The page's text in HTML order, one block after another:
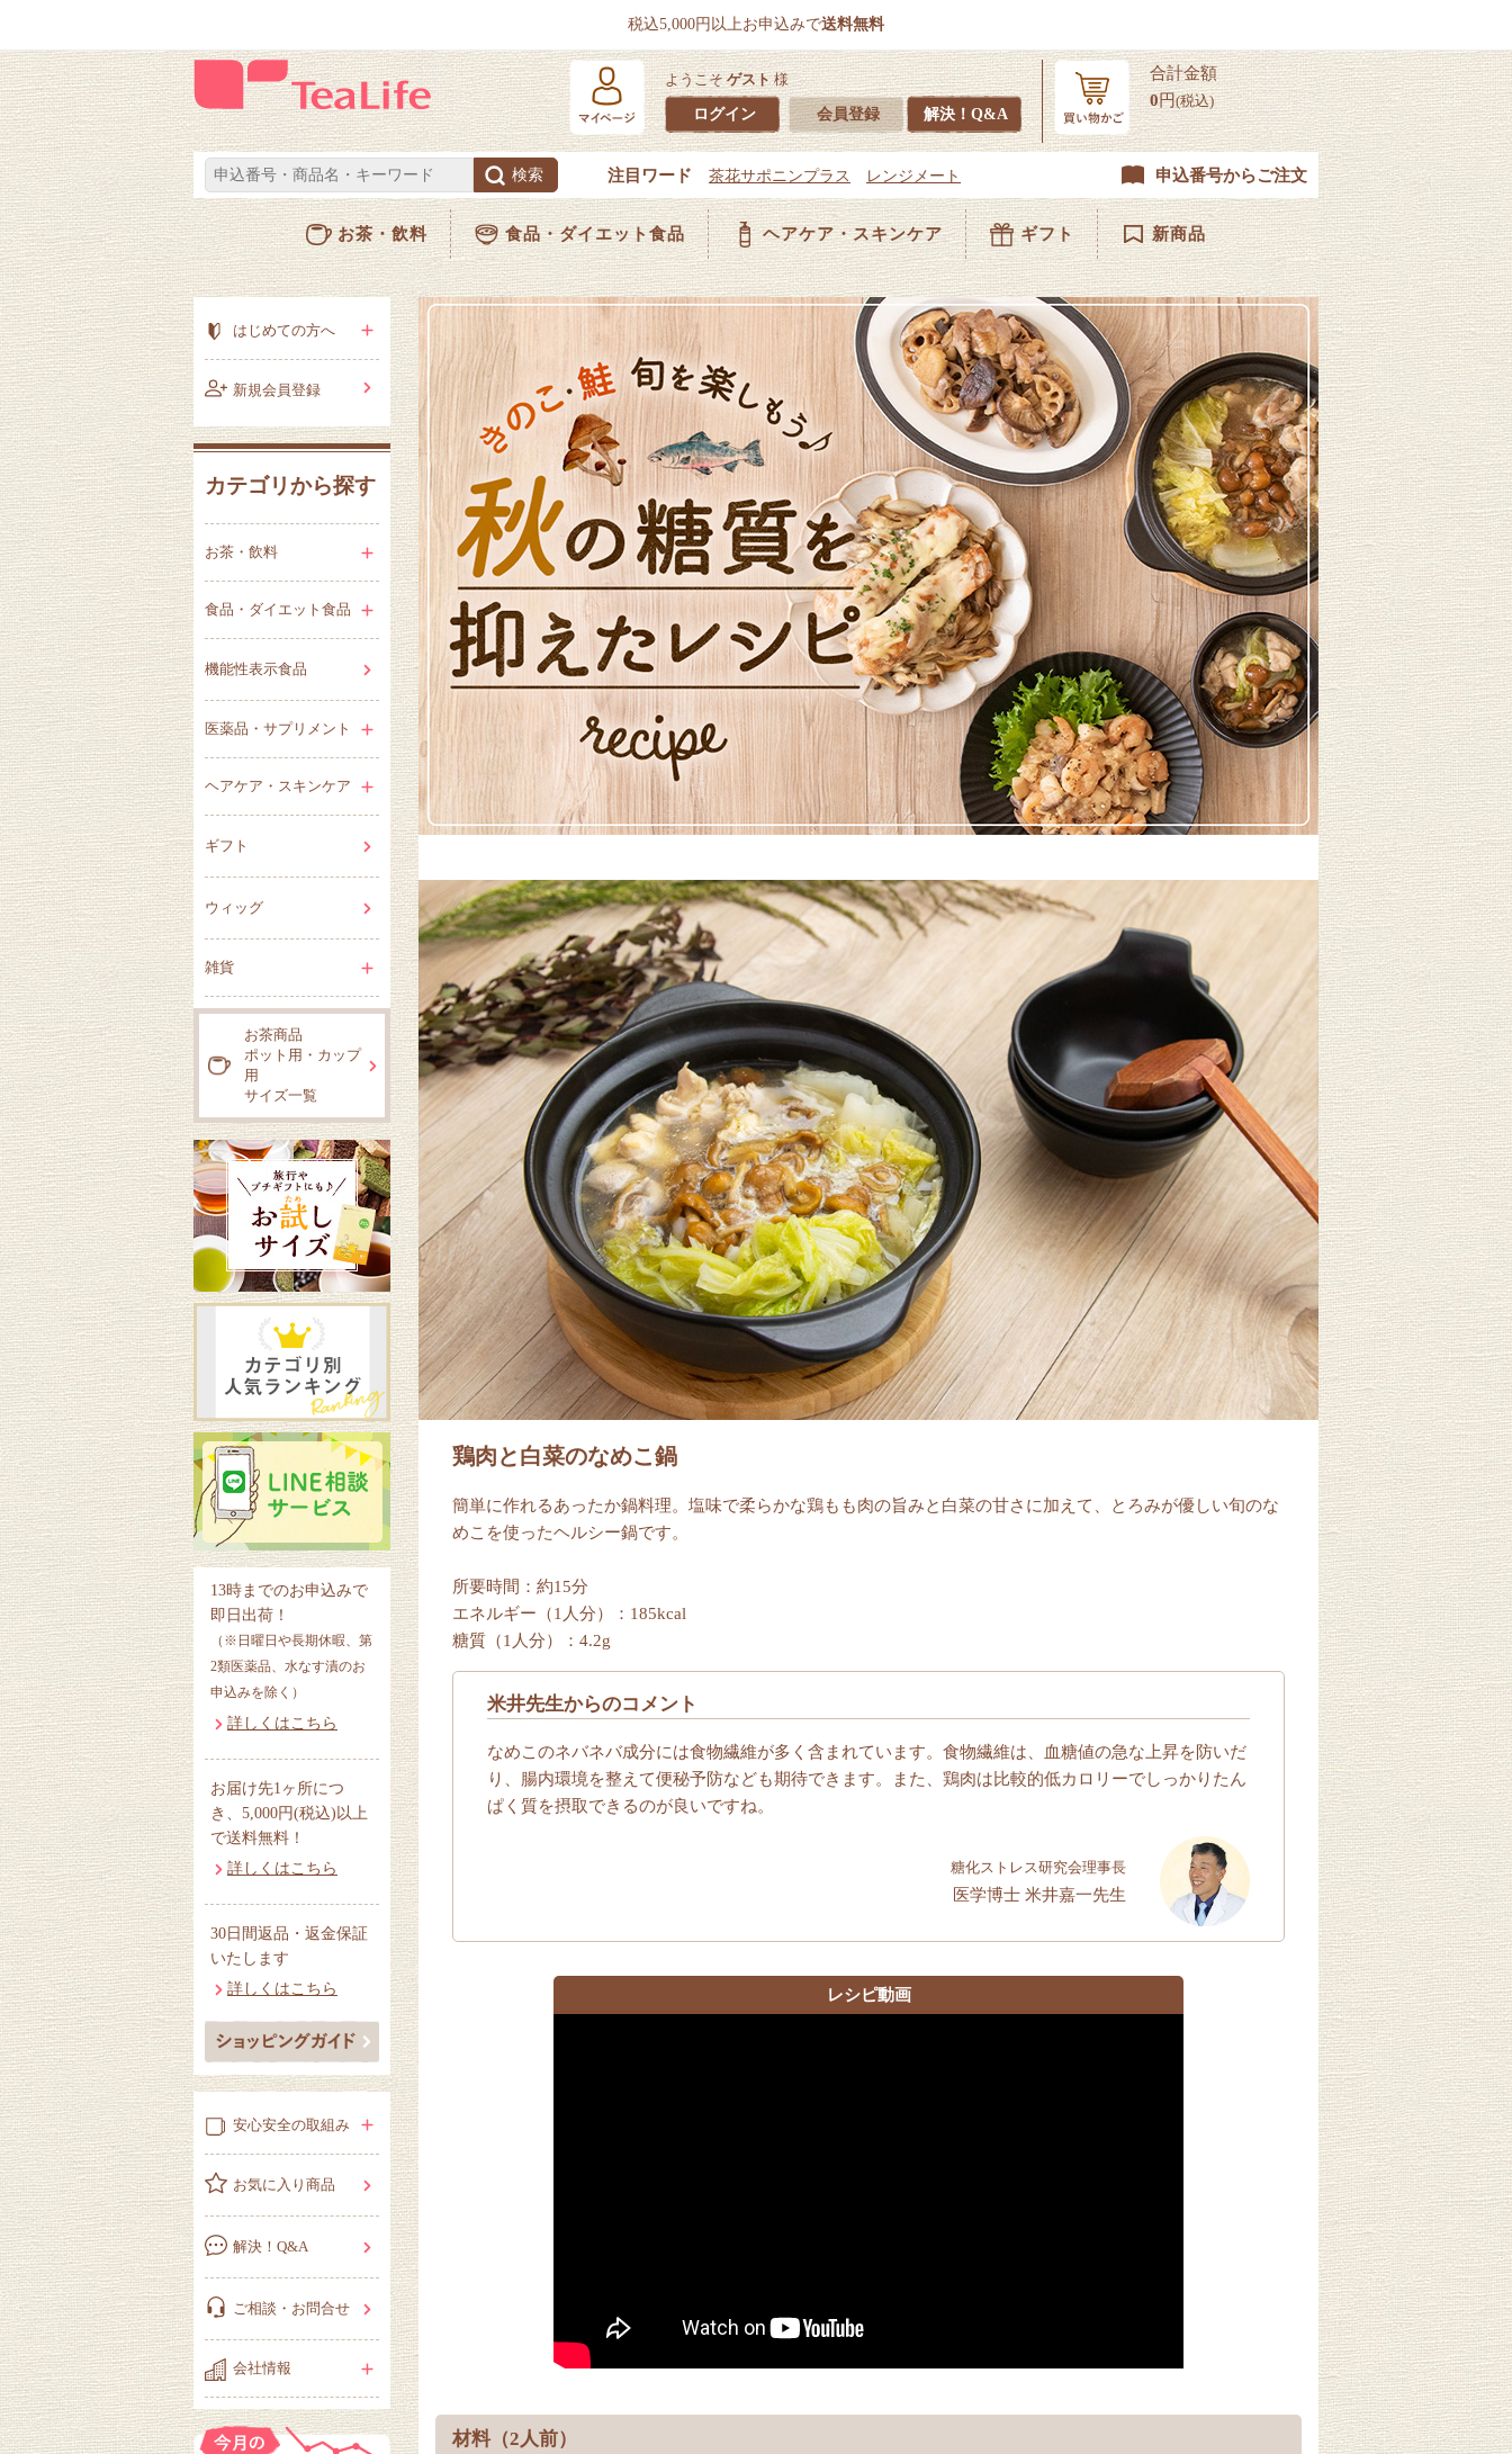
税込5,000円以上お申込みで送料無料
ようこそゲスト 様
ログイン 会員登録 解決！Q&A
合計金額
0円(税込)
申込番号からご注文
お茶・飲料 食品・ダイエット食品 ヘアケア・スキンケア ギフト 新商品
鶏肉と白菜のなめこ鍋
簡単に作れるあったか鍋料理。塩味で柔らかな鶏もも肉の旨みと白菜の甘さに加えて、とろみが優しい旬のな
めこを使ったヘルシー鍋です。
所要時間：約15分
エネルギー（1人分）：185kcal
糖質（1人分）：4.2g
米井先生からのコメント
なめこのネバネバ成分には食物繊維が多く含まれています。食物繊維は、血糖値の急な上昇を防いだ
り、腸内環境を整えて便秘予防なども期待できます。また、鶏肉は比較的低カロリーでしっかりたん
ぱく質を摂取できるのが良いですね。
糖化ストレス研究会理事長
医学博士 米井嘉一先生
レシピ動画
材料（2人前）
はじめての方へ
新規会員登録
カテゴリから探す
お茶・飲料
食品・ダイエット食品
機能性表示食品
医薬品・サプリメント
ヘアケア・スキンケア
ギフト
ウィッグ
雑貨
お茶商品
ポット用・カップ
用
サイズ一覧
13時までのお申込みで
即日出荷！
（※日曜日や長期休暇、第
2類医薬品、水なす漬のお
申込みを除く）
詳しくはこちら
お届け先1ヶ所につ
き、5,000円(税込)以上
で送料無料！
詳しくはこちら
30日間返品・返金保証
いたします
詳しくはこちら
安心安全の取組み
お気に入り商品
解決！Q&A
ご相談・お問合せ
会社情報